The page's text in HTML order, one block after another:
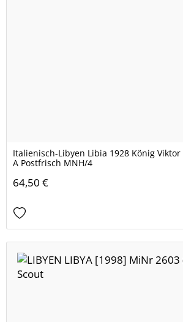
Italienisch-Libyen Libia 1928 König
A Postfrisch MNH/4
64,50 €